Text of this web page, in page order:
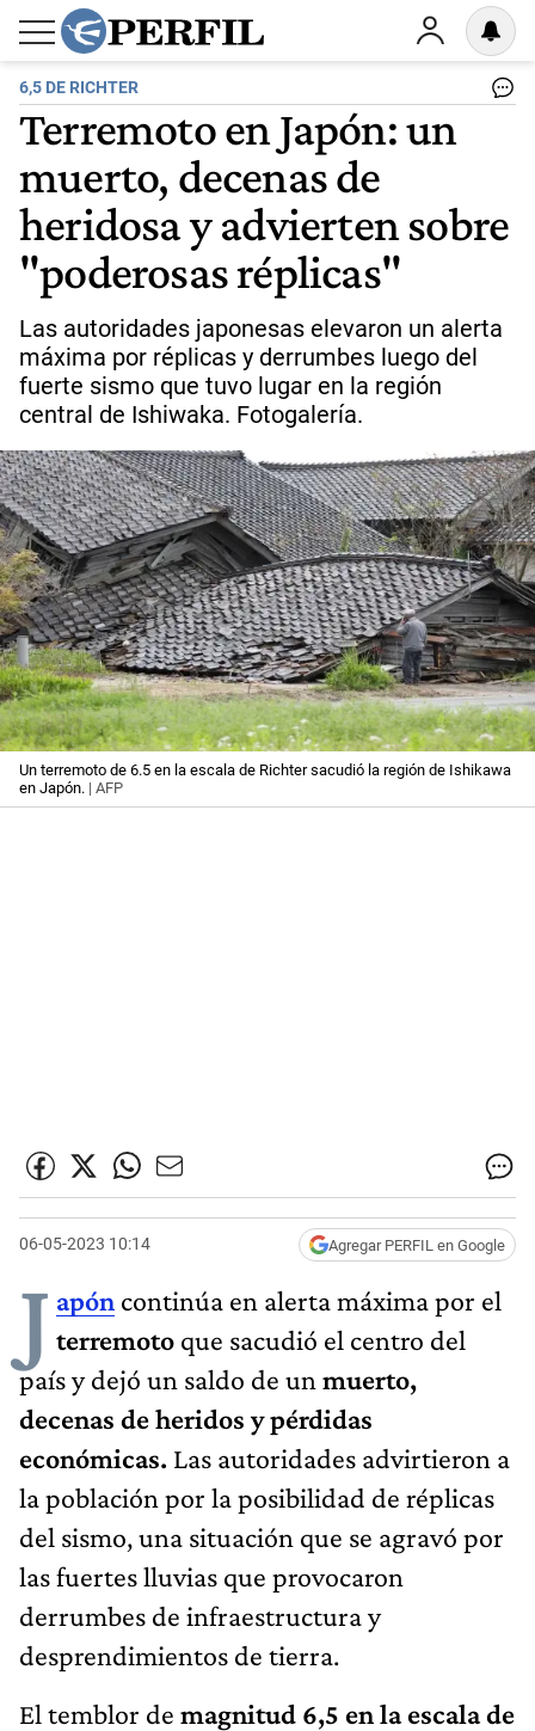
6,5 DE RICHTER
Terremoto en Japón: un
muerto, decenas de
heridosa y advierten sobre
"poderosas réplicas"
Las autoridades japonesas elevaron un alerta
máxima por réplicas y derrumbes luego del
fuerte sismo que tuvo lugar en la región
central de Ishiwaka. Fotogalería.
Un terremoto de 6.5 en la escala de Richter sacudió la región de Ishikawa
en Japón. | AFP
06-05-2023 10:14 Agregar PERFIL en Google
J apón continúa en alerta máxima por el
terremoto que sacudió el centro del
país y dejó un saldo de un muerto,
decenas de heridos y pérdidas
económicas. Las autoridades advirtieron a
la población por la posibilidad de réplicas
del sismo, una situación que se agravó por
las fuertes lluvias que provocaron
derrumbes de infraestructura y
desprendimientos de tierra.
El temblor de magnitud 6,5 en la escala de